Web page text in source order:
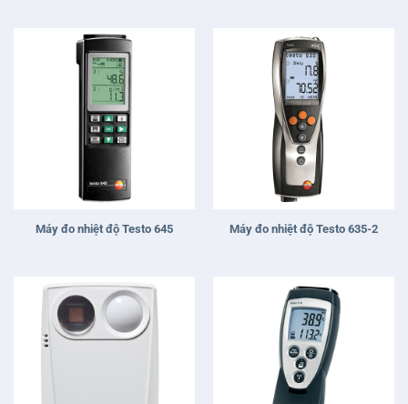
Máy đo nhiệt độ Testo 645 Máy đo nhiệt độ Testo 635-2